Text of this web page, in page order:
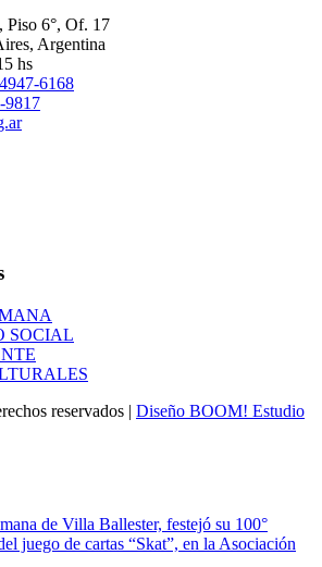
Piso 6°, Of. 17
Argentina
hs
6168
9817
SOCIAL
reservados | Diseño BOOM! Estudio
de Villa Ballester, festejó su 100°
juego de cartas “Skat”, en la Asociación